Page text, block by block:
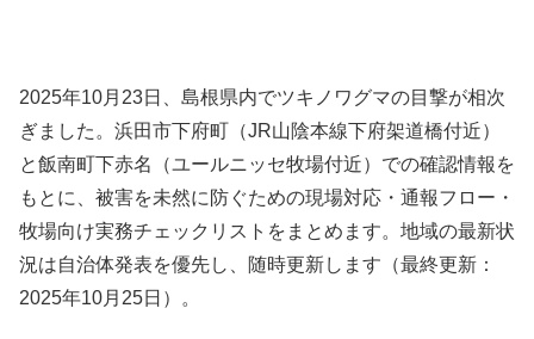
2025年10月23日、島根県内でツキノワグマの目撃が相次
ぎました。浜田市下府町（JR山陰本線下府架道橋付近）
と飯南町下赤名（ユールニッセ牧場付近）での確認情報を
もとに、被害を未然に防ぐための現場対応・通報フロー・
牧場向け実務チェックリストをまとめます。地域の最新状
況は自治体発表を優先し、随時更新します（最終更新：
2025年10月25日）。